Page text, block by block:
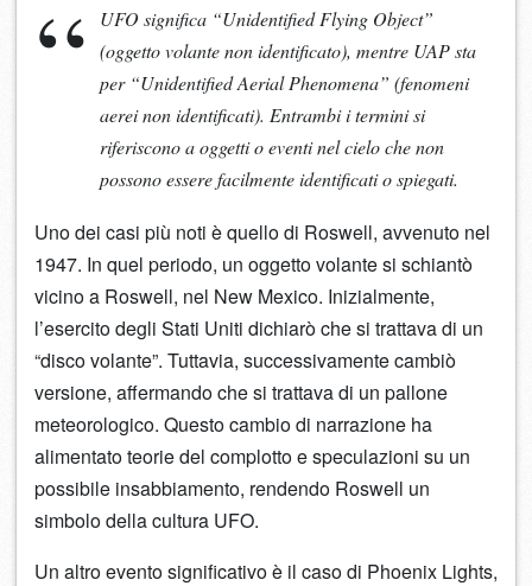
UFO significa “Unidentified Flying Object”
(oggetto volante non identificato), mentre UAP sta
per “Unidentified Aerial Phenomena” (fenomeni
aerei non identificati). Entrambi i termini si
riferiscono a oggetti o eventi nel cielo che non
possono essere facilmente identificati o spiegati.
Uno dei casi più noti è quello di Roswell, avvenuto nel
1947. In quel periodo, un oggetto volante si schiantò
vicino a Roswell, nel New Mexico. Inizialmente,
l’esercito degli Stati Uniti dichiarò che si trattava di un
“disco volante”. Tuttavia, successivamente cambiò
versione, affermando che si trattava di un pallone
meteorologico. Questo cambio di narrazione ha
alimentato teorie del complotto e speculazioni su un
possibile insabbiamento, rendendo Roswell un
simbolo della cultura UFO.
Un altro evento significativo è il caso di Phoenix Lights,